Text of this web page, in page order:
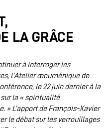
LA GRÂCE
à interroger les
l’Atelier œcuménique de
le 22 juin dernier à la
sur la « spiritualité
» L’apport de François-Xavier
le débat sur les verrouillages